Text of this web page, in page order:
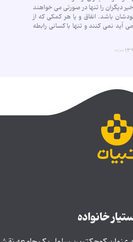
دیگران را تنها در صورتی می خواهند
باشد. انفاق و یا هر کمکی که از
آید نمی کنند و تنها با کسانی رابطه
خانواده